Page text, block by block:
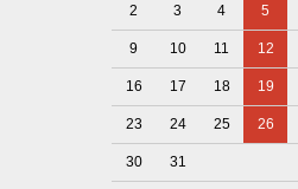
2 3 4 5
9 10 11 12
16 17 18 19
23 24 25 26
30 31